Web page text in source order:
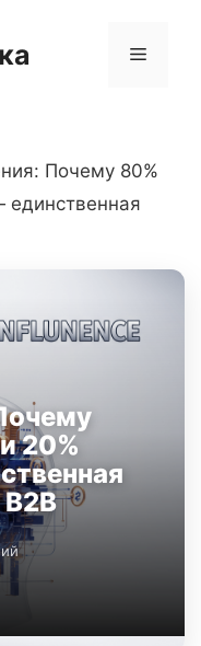
Меню
Почему 80%
единственная
20%